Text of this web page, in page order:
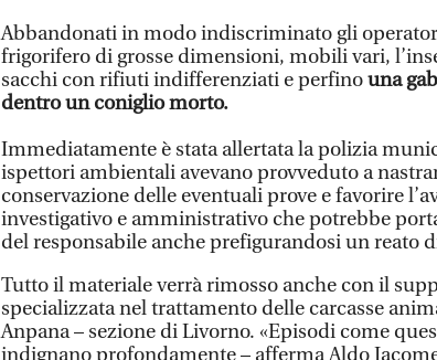
Abbandonati in modo indiscriminato gli
frigorifero di grosse dimensioni, mobili vari,
sacchi con rifiuti indifferenziati e perfinouna
dentro un coniglio morto.
Immediatamente è stata allertata la polizia
ispettori ambientali avevano provveduto a
conservazione delle eventuali prove e favorire
investigativo e amministrativo che potrebbe
del responsabile anche prefigurandosi un reato
Tutto il materiale verrà rimosso anche con il
specializzata nel trattamento delle carcasse
Anpana – sezione di Livorno. «Episodi come
indignano profondamente – afferma Aldo